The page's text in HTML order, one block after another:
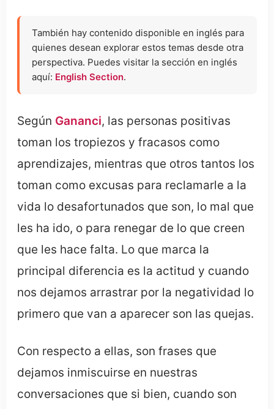
También hay contenido disponible en inglés para
quienes desean explorar estos temas desde otra
perspectiva. Puedes visitar la sección en inglés
aquí: English Section.
Según Gananci, las personas positivas
toman los tropiezos y fracasos como
aprendizajes, mientras que otros tantos los
toman como excusas para reclamarle a la
vida lo desafortunados que son, lo mal que
les ha ido, o para renegar de lo que creen
que les hace falta. Lo que marca la
principal diferencia es la actitud y cuando
nos dejamos arrastrar por la negatividad lo
primero que van a aparecer son las quejas.
Con respecto a ellas, son frases que
dejamos inmiscuirse en nuestras
conversaciones que si bien, cuando son